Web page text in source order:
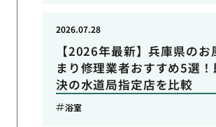
【2026年最新】兵庫県のお
まり修理業者おすすめ5選
決の水道局指定店を比較
2026.07.28
浴室